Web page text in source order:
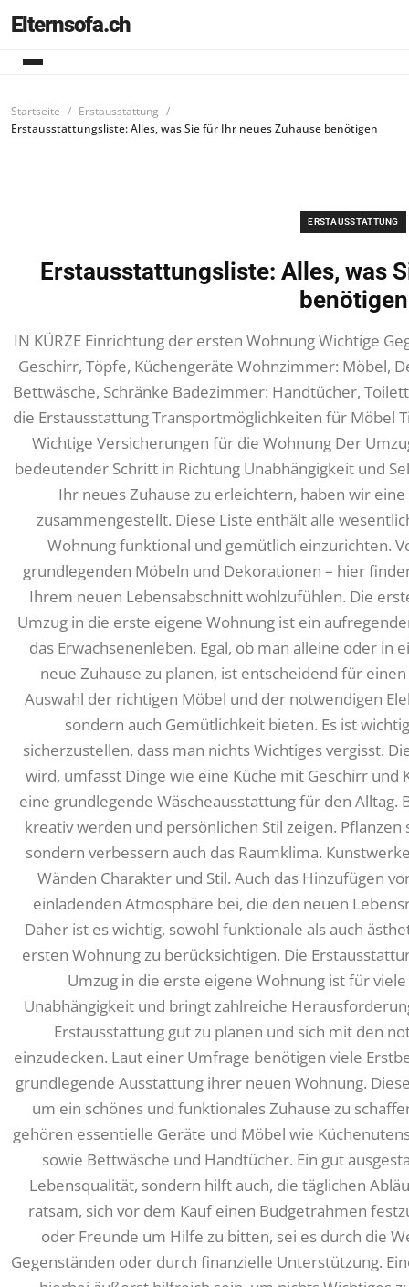
Elternsofa.ch
Startseite
Erstausstattung
Erstausstattungsliste: Alles, was Sie für Ihr neues Zuhause benötigen
ERSTAUSSTATTUNG
Erstausstattungsliste: Alles, was
benötigen
IN KÜRZE Einrichtung der ersten Wohnung Wichtige
Geschirr, Töpfe, Küchengeräte Wohnzimmer: Möbel,
Bettwäsche, Schränke Badezimmer: Handtücher,
die Erstausstattung Transportmöglichkeiten für Möbel
Wichtige Versicherungen für die Wohnung Der
bedeutender Schritt in Richtung Unabhängigkeit und
Ihr neues Zuhause zu erleichtern, haben wir
zusammengestellt. Diese Liste enthält alle
Wohnung funktional und gemütlich einzurichten.
grundlegenden Möbeln und Dekorationen – hier
Ihrem neuen Lebensabschnitt wohlzufühlen. Die
Umzug in die erste eigene Wohnung ist ein
das Erwachsenenleben. Egal, ob man alleine oder in
neue Zuhause zu planen, ist entscheidend für
Auswahl der richtigen Möbel und der notwendigen
sondern auch Gemütlichkeit bieten. Es ist
sicherzustellen, dass man nichts Wichtiges vergisst.
wird, umfasst Dinge wie eine Küche mit Geschirr
eine grundlegende Wäscheausstattung für den Alltag.
kreativ werden und persönlichen Stil zeigen.
sondern verbessern auch das Raumklima.
Wänden Charakter und Stil. Auch das Hinzufügen
einladenden Atmosphäre bei, die den neuen
Daher ist es wichtig, sowohl funktionale als auch
ersten Wohnung zu berücksichtigen. Die
Umzug in die erste eigene Wohnung ist für
Unabhängigkeit und bringt zahlreiche
Erstausstattung gut zu planen und sich mit den
einzudecken. Laut einer Umfrage benötigen viele
grundlegende Ausstattung ihrer neuen Wohnung.
um ein schönes und funktionales Zuhause zu
gehören essentielle Geräte und Möbel wie
sowie Bettwäsche und Handtücher. Ein gut
Lebensqualität, sondern hilft auch, die täglichen
ratsam, sich vor dem Kauf einen Budgetrahmen
oder Freunde um Hilfe zu bitten, sei es durch die
Gegenständen oder durch finanzielle Unterstützung.